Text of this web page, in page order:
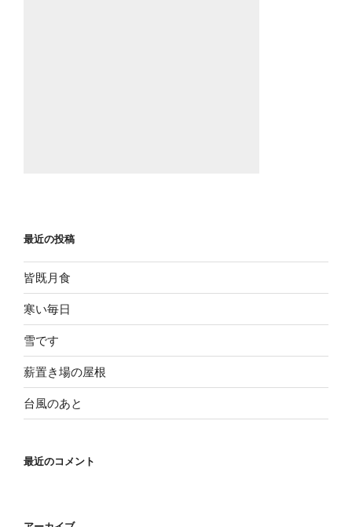
最近の投稿
皆既月食
寒い毎日
雪です
薪置き場の屋根
台風のあと
最近のコメント